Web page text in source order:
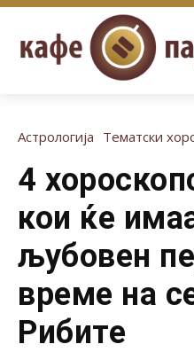
Астрологија Тематски
4
кои ќе
љубовен
време на
Рибите